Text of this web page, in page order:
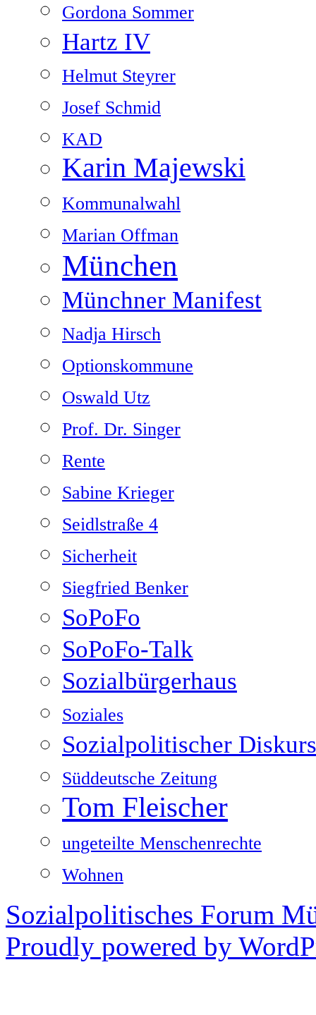
Gordona Sommer
Hartz IV
Helmut Steyrer
Josef Schmid
KAD
Karin Majewski
Kommunalwahl
Marian Offman
München
Münchner Manifest
Nadja Hirsch
Optionskommune
Oswald Utz
Prof. Dr. Singer
Rente
Sabine Krieger
Seidlstraße 4
Sicherheit
Siegfried Benker
SoPoFo
SoPoFo-Talk
Sozialbürgerhaus
Soziales
Sozialpolitischer Diskurs
Süddeutsche Zeitung
Tom Fleischer
ungeteilte Menschenrechte
Wohnen
Sozialpolitisches Forum
Proudly powered by